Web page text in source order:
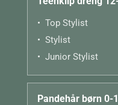
Top Stylist
Stylist
Junior Stylist
Pandehår børn 0-